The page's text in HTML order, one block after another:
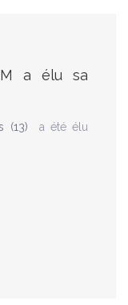
a élu sa
(13)
a été élu